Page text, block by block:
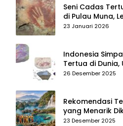
Seni Cadas
di Pulau Muna,
di
23 Januari 2026
Indonesia
Tertua di Dunia,
Tahun
26 Desember 2025
Rekomendasi
yang Menarik
Tahun Baru 2026
23 Desember 2025